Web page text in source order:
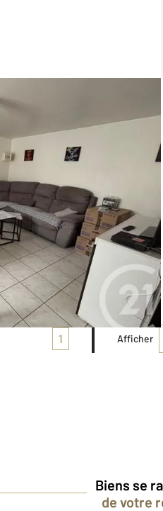
1 Afficher
Biens se
de votre